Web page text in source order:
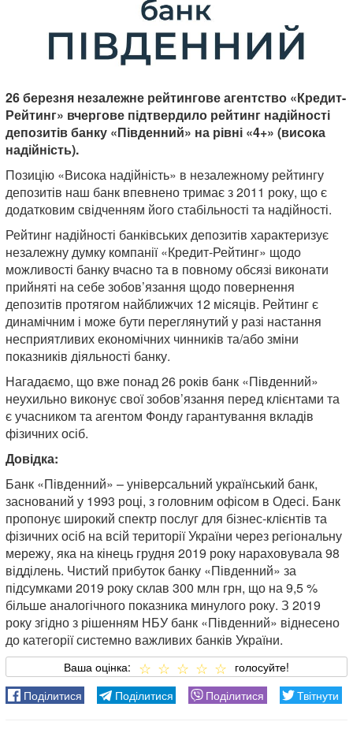
26 березня незалежне рейтингове агентство «Кредит-
Рейтинг» вчергове підтвердило рейтинг надійності
депозитів банку «Південний» на рівні «4+» (висока
надійність).
Позицію «Висока надійність» в незалежному рейтингу
депозитів наш банк впевнено тримає з 2011 року, що є
додатковим свідченням його стабільності та надійності.
Рейтинг надійності банківських депозитів характеризує
незалежну думку компанії «Кредит-Рейтинг» щодо
можливості банку вчасно та в повному обсязі виконати
прийняті на себе зобов’язання щодо повернення
депозитів протягом найближчих 12 місяців. Рейтинг є
динамічним і може бути переглянутий у разі настання
несприятливих економічних чинників та/або зміни
показників діяльності банку.
Нагадаємо, що вже понад 26 років банк «Південний»
неухильно виконує свої зобов’язання перед клієнтами та
є учасником та агентом Фонду гарантування вкладів
фізичних осіб.
Довідка:
Банк «Південний» – універсальний український банк,
заснований у 1993 році, з головним офісом в Одесі. Банк
пропонує широкий спектр послуг для бізнес-клієнтів та
фізичних осіб на всій території України через регіональну
мережу, яка на кінець грудня 2019 року нараховувала 98
відділень. Чистий прибуток банку «Південний» за
підсумками 2019 року склав 300 млн грн, що на 9,5 %
більше аналогічного показника минулого року. З 2019
року згідно з рішенням НБУ банк «Південний» віднесено
до категорії системно важливих банків України.